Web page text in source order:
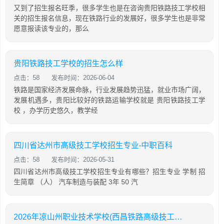
又到了招生报名旺季，很多学生也是在咨询贵阳铁路技工学校相
关的招生报名信息，现在铁路行业的发展好，很多学生也是非常
愿意报读该专业的，那么
贵阳铁路技工学校的招生怎么样
点击：58 发布时间：2026-06-04
铁路是国家经济发展命脉，行业发展趋势迅猛，就业市场广阔，
发展机遇多，贵阳比较好的铁路运输学校就是 贵阳铁路技工学
校 ，办学历史悠久，教学经
四川省达州市高级技工学校招生专业-中职百科
点击：58 发布时间：2026-05-31
四川省达州市高级技工学校招生专业有哪些？招生专业 学制 招
生简章 （人） 汽车制造与装配 3年 50 汽
2026年凉山州职业技术学校(西昌铁路高级技工学校